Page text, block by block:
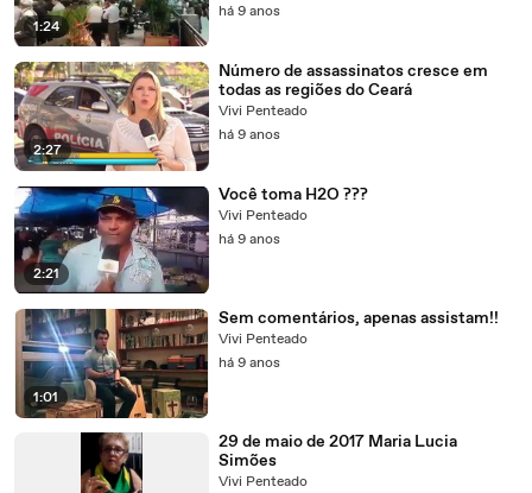
1:24
há 9 anos
2:27
Número de assassinatos cresce em
todas as regiões do Ceará
Vivi Penteado
há 9 anos
2:21
Você toma H2O ???
Vivi Penteado
há 9 anos
1:01
Sem comentários, apenas assistam!!
Vivi Penteado
há 9 anos
29 de maio de 2017 Maria Lucia
Simões
Vivi Penteado